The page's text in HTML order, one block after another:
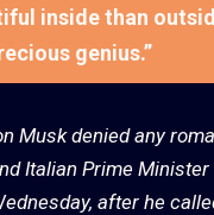
inside than
genius.”
Musk denied any
Italian Prime
after he